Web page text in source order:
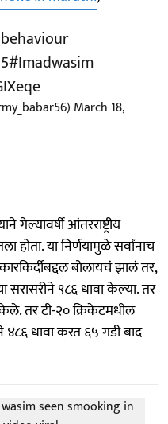
#Imadwasim
March 18,
आंतरराष्ट्रीय
होता. या निर्णयामुळे सर्वांनाच
बोलायचं झालं तर,
सरासरीने ९८६ धावा केल्या. तर
तर टी-२० क्रिकेटमधील
४८६ धावा करत ६५ गडी बाद